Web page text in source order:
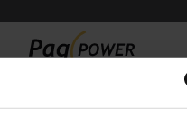
Prøv venligst at